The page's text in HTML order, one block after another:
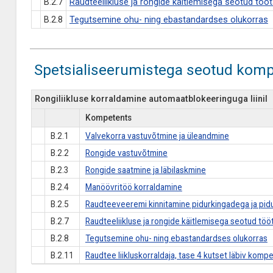
B.2.7
Raudteeliikluse ja rongide käitlemisega seotud
B.2.8
Tegutsemine ohu- ning ebastandardses olukorras
Spetsialiseerumistega seotud
Rongiliikluse korraldamine automaatblokeeringuga liinil
Kompetents
B.2.1
Valvekorra vastuvõtmine ja üleandmine
B.2.2
Rongide vastuvõtmine
B.2.3
Rongide saatmine ja läbilaskmine
B.2.4
Manöövritöö korraldamine
B.2.5
Raudteeveeremi kinnitamine pidurkingadega ja
B.2.7
Raudteeliikluse ja rongide käitlemisega seotud
B.2.8
Tegutsemine ohu- ning ebastandardses olukorras
B.2.11
Raudtee liikluskorraldaja, tase 4 kutset läbiv